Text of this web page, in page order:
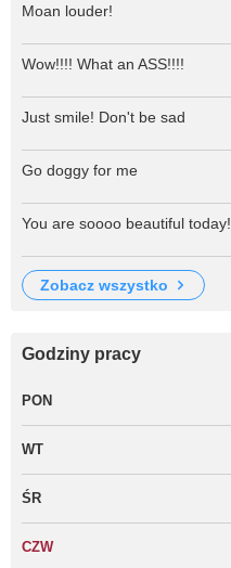
Moan louder!
Wow!!!! What an ASS!!!!
Just smile! Don't be sad
Go doggy for me
You are soooo beautiful today!
zobacz wszystko
Godziny pracy
PON
WT
ŚR
CZW